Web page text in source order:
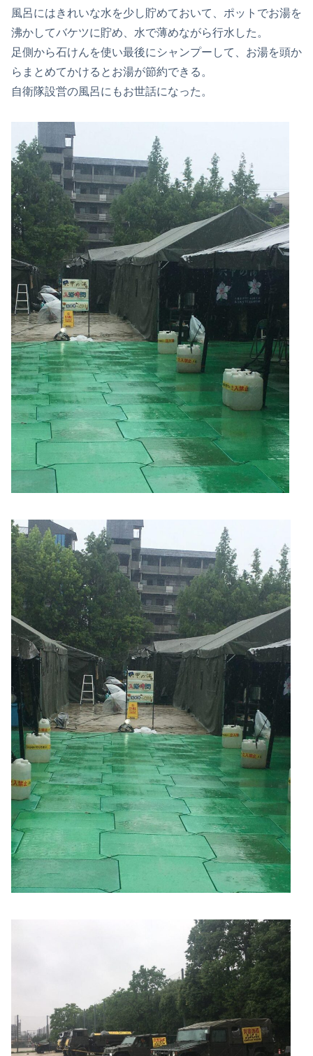
風呂にはきれいな水を少し貯めておいて、ポットでお湯を
沸かしてバケツに貯め、水で薄めながら行水した。
足側から石けんを使い最後にシャンプーして、お湯を頭か
らまとめてかけるとお湯が節約できる。
自衛隊設営の風呂にもお世話になった。